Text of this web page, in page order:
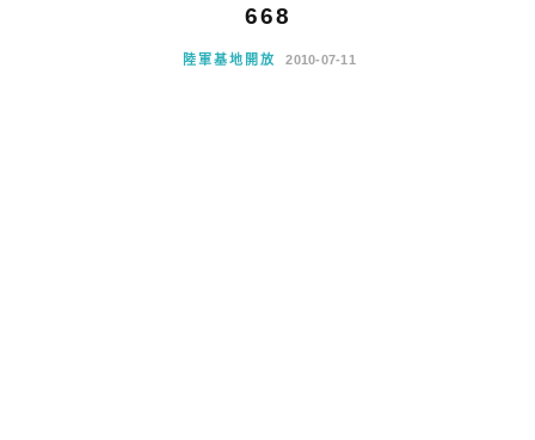
668
陸軍基地開放 2010-07-11